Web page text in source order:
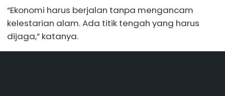
“Ekonomi harus berjalan tanpa mengancam
kelestarian alam. Ada titik tengah yang harus
dijaga,” katanya.